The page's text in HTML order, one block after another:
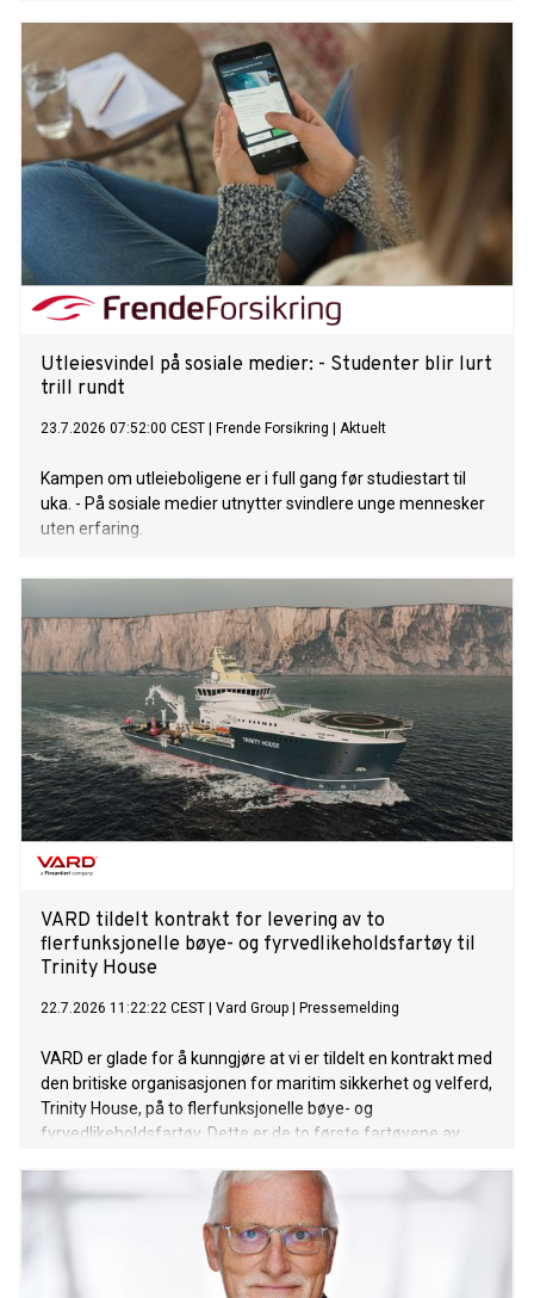
Utleiesvindel på sosiale medier: - Studenter blir lurt
trill rundt
23.7.2026 07:52:00 CEST Frende Forsikring Aktuelt
Kampen om utleieboligene er i full gang før studiestart til
uka. - På sosiale medier utnytter svindlere unge mennesker
uten erfaring.
VARD tildelt kontrakt for levering av to
flerfunksjonelle bøye- og fyrvedlikeholdsfartøy til
Trinity House
22.7.2026 11:22:22 CEST Vard Group Pressemelding
VARD er glade for å kunngjøre at vi er tildelt en kontrakt med
den britiske organisasjonen for maritim sikkerhet og velferd,
Trinity House, på to flerfunksjonelle bøye- og
fyrvedlikeholdsfartøy. Dette er de to første fartøyene av
overstiger 220 millioner euro.